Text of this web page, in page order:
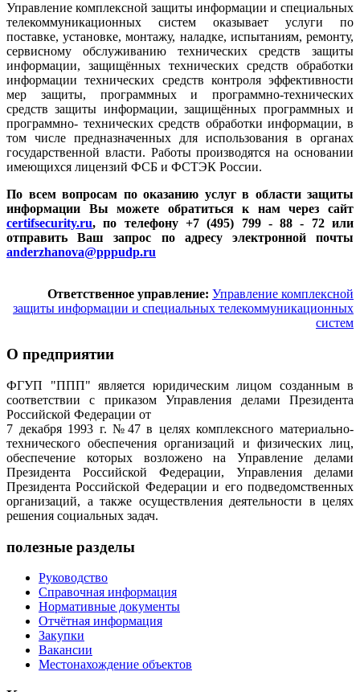
Управление комплексной защиты информации и специальных
телекоммуникационных систем оказывает услуги по
поставке, установке, монтажу, наладке, испытаниям, ремонту,
сервисному обслуживанию технических средств защиты
информации, защищённых технических средств обработки
информации технических средств контроля эффективности
мер защиты, программных и программно-технических
средств защиты информации, защищённых программных и
программно- технических средств обработки информации, в
том числе предназначенных для использования в органах
государственной власти. Работы производятся на основании
имеющихся лицензий ФСБ и ФСТЭК России.
По всем вопросам по оказанию услуг в области защиты
информации Вы можете обратиться к нам через сайт
certifsecurity.ru, по телефону +7 (495) 799 - 88 - 72 или
отправить Ваш запрос по адресу электронной почты
anderzhanova@pppudp.ru
Ответственное управление: Управление комплексной
защиты информации и специальных телекоммуникационных
систем
О предприятии
ФГУП "ППП" является юридическим лицом созданным в
соответствии с приказом Управления делами Президента
Российской Федерации от
7 декабря 1993 г. №47 в целях комплексного материально-
технического обеспечения организаций и физических лиц,
обеспечение которых возложено на Управление делами
Президента Российской Федерации, Управления делами
Президента Российской Федерации и его подведомственных
организаций, а также осуществления деятельности в целях
решения социальных задач.
полезные разделы
Руководство
Справочная информация
Нормативные документы
Отчётная информация
Закупки
Вакансии
Местонахождение объектов